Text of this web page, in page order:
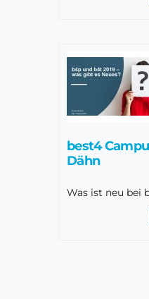
best4
Dähn
Was ist neu bei